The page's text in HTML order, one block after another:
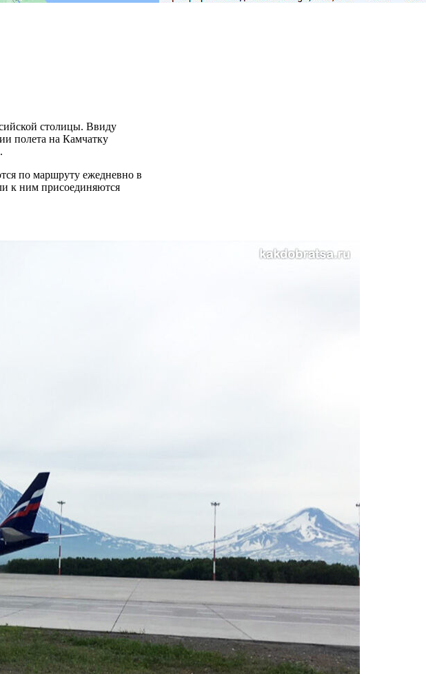
столицы. Ввиду
полета на Камчатку
по маршруту ежедневно в
к ним присоединяются